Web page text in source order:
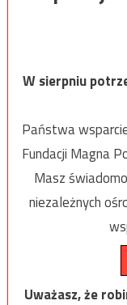
W sierpniu
Państwa
Fundacji Magna
Masz
niezależnych
Uważasz, że